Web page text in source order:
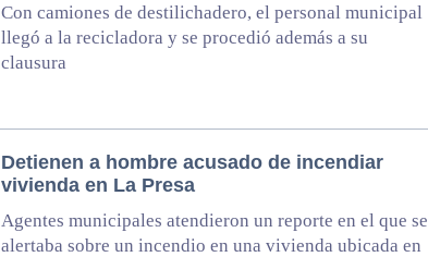
Con camiones de destilichadero, el personal municipal
llegó a la recicladora y se procedió además a su
clausura
Detienen a hombre acusado de incendiar
vivienda en La Presa
Agentes municipales atendieron un reporte en el que se
alertaba sobre un incendio en una vivienda ubicada en